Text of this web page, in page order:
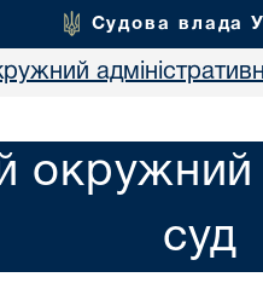
Судова влада
окружний
суд